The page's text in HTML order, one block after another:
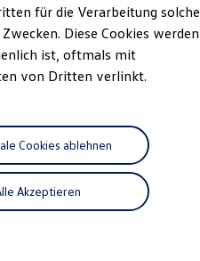
Strom
Privatkunden
Gewerbekunden
Laden
Elektrofahrzeuge
im
-
für die Verarbeitung
Diese Cookies
ist, oftmals mit
von Dritten verlinkt.
Akzeptieren
Cookies ablehnen